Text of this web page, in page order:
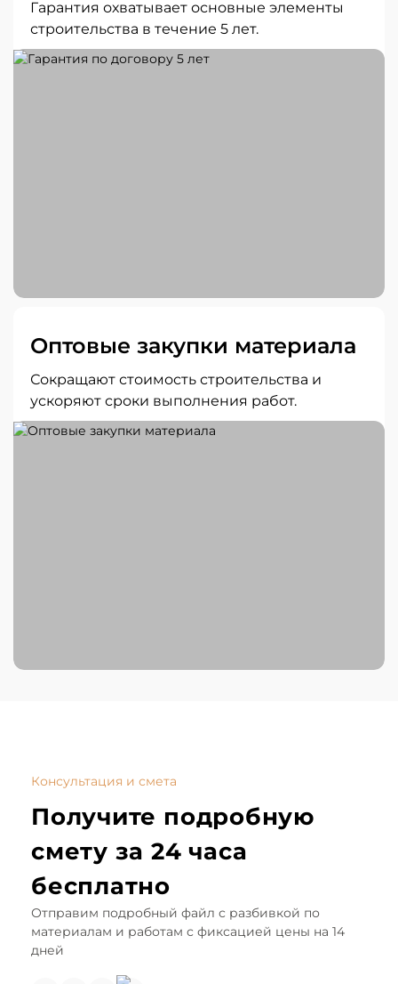
Гарантия охватывает основные элементы
строительства в течение 5 лет.
Оптовые закупки материала
Сокращают стоимость строительства и
ускоряют сроки выполнения работ.
Консультация и смета
Получите подробную
смету за 24 часа
бесплатно
Отправим подробный файл с разбивкой по
материалам и работам с фиксацией цены на 14
дней